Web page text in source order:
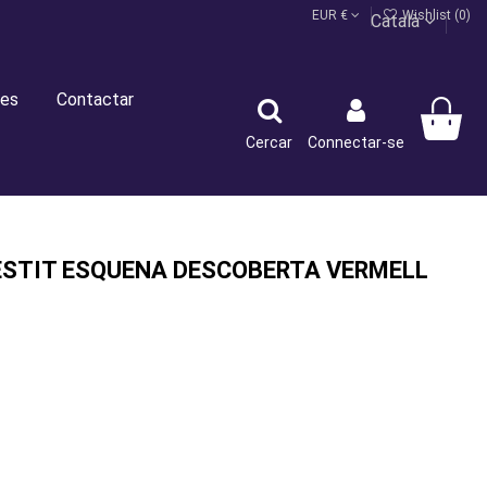
Català
EUR € Wishlist (0)
Contactar
Cercar Connectar-se
ESQUENA DESCOBERTA VERMELL